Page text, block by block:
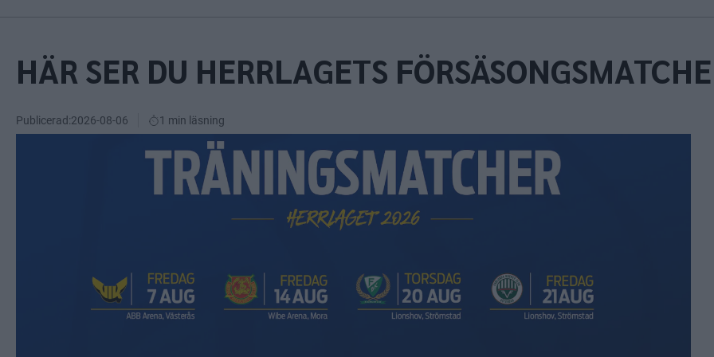
HÄR SER DU HERRLAGETS
Publicerad:2026-08-06 1 min läsning